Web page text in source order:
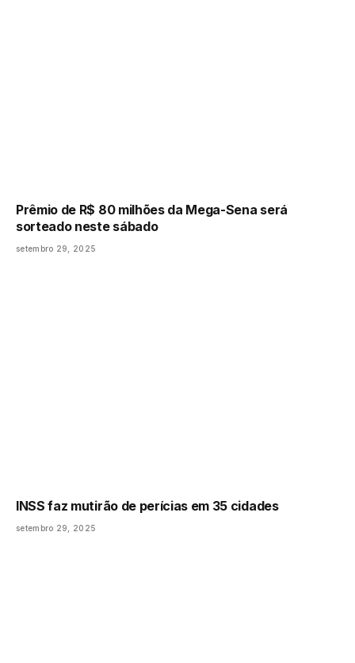
Prêmio de R$ 80 milhões da Mega-Sena será
sorteado neste sábado
setembro 29, 2025
INSS faz mutirão de perícias em 35 cidades
setembro 29, 2025